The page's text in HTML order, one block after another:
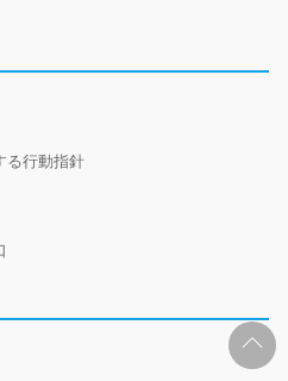
る行動指針